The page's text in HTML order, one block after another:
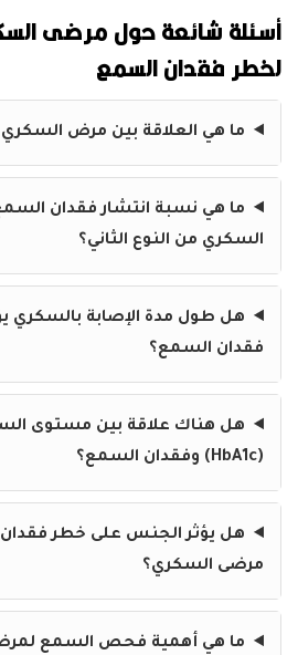
أسئلة شائعة حول مرضى
لخطر فقدان السمع
ما هي العلاقة بين مرض
ما هي نسبة انتشار فقدان
السكري من النوع الثاني؟
هل طول مدة الإصابة بالسكري
فقدان السمع؟
هل هناك علاقة بين مستوى
(HbA1c) وفقدان السمع؟
هل يؤثر الجنس على خطر
مرضى السكري؟
ما هي أهمية فحص السمع